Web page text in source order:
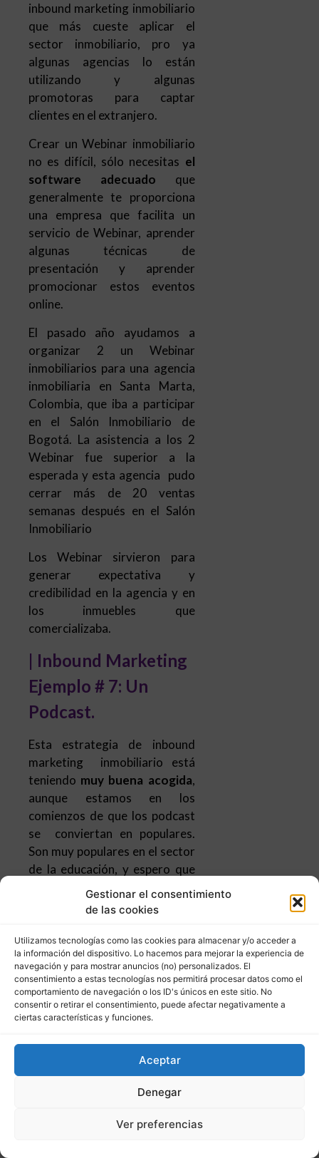
Gestionar el consentimiento
de las cookies
Utilizamos tecnologías como las cookies para almacenar y/o acceder a
la información del dispositivo. Lo hacemos para mejorar la experiencia de
navegación y para mostrar anuncios (no) personalizados. El
consentimiento a estas tecnologías nos permitirá procesar datos como el
comportamiento de navegación o los ID's únicos en este sitio. No
consentir o retirar el consentimiento, puede afectar negativamente a
ciertas características y funciones.
Aceptar
Denegar
Ver preferencias
inbound marketing inmobiliario
que más cueste aplicar el
sector inmobiliario, pro ya
algunas agencias lo están
utilizando y algunas
promotoras para captar
clientes en el extranjero.
Crear un Webinar inmobiliario
no es difícil, sólo necesitas el
software adecuado que
generalmente te proporciona
una empresa que facilita un
servicio de Webinar, aprender
algunas técnicas de
presentación y aprender
promocionar estos eventos
online.
El pasado año ayudamos a
organizar 2 un Webinar
inmobiliarios para una agencia
inmobiliaria en Santa Marta,
Colombia, que iba a participar
en el Salón Inmobiliario de
Bogotá. La asistencia a los 2
Webinar fue superior a la
esperada y esta agencia pudo
cerrar más de 20 ventas
semanas después en el Salón
Inmobiliario
Los Webinar sirvieron para
generar expectativa y
credibilidad en la agencia y en
los inmuebles que
comercializaba.
| Inbound Marketing
Ejemplo # 7: Un
Podcast.
Esta estrategia de inbound
marketing inmobiliario está
teniendo muy buena acogida,
aunque estamos en los
comienzos de que los podcast
se conviertan en populares.
Son muy populares en el sector
de la educación, y espero que
se conviertan en un medio de
inbound marketing inmobiliario
Grabar consejos y
recomendaciones dirigidas a
tus clientes y ofrecer su acceso
a cambio de un emailes la